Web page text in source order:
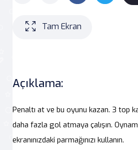
Tam Ekran
Açıklama:
Penaltı at ve bu oyunu kazan. 3 top
daha fazla gol atmaya çalışın.
ekranınızdaki parmağınızı kullanın.